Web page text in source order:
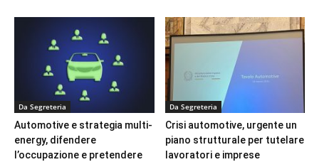
Da Segreteria
Automotive e strategia multi-
energy, difendere
l’occupazione e pretendere
Da Segreteria
Crisi automotive, urgente un
piano strutturale per tutelare
lavoratori e imprese